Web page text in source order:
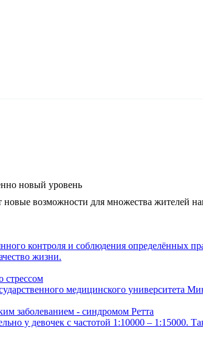
новый уровень
возможности для множества жителей
контроля и соблюдения определённых
жизни.
стрессом
медицинского университета
заболеванием - синдромом Ретта
у девочек с частотой 1:10000 –